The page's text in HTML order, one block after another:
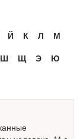
служба по
Й К Л
М
Ш Щ Э
Ю